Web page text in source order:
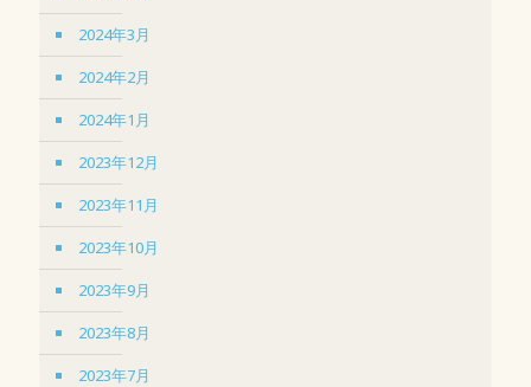
2024年3月
2024年2月
2024年1月
2023年12月
2023年11月
2023年10月
2023年9月
2023年8月
2023年7月